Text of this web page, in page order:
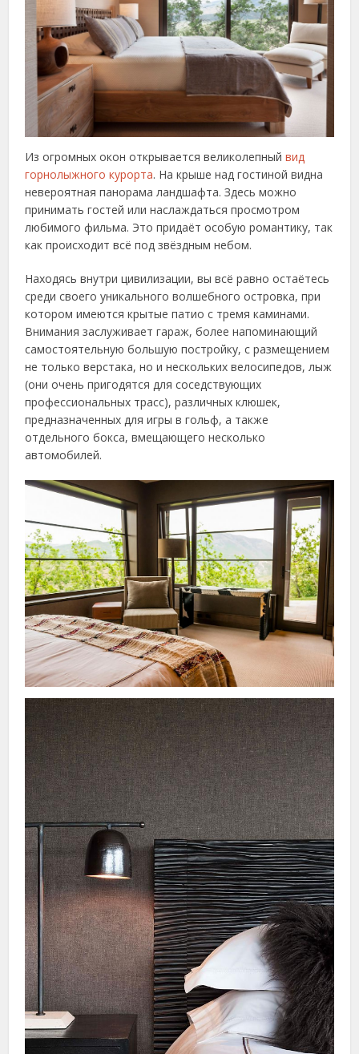
Из огромных окон открывается великолепныйвид
горнолыжного курорта. На крыше над гостиной видна
невероятная панорама ландшафта. Здесь можно
принимать гостей или наслаждаться просмотром
любимого фильма. Это придаёт особую романтику, так
как происходит всё под звёздным небом.
Находясь внутри цивилизации, вы всё равно остаётесь
среди своего уникального волшебного островка, при
котором имеются крытые патио с тремя каминами.
Внимания заслуживает гараж, более напоминающий
самостоятельную большую постройку, с размещением
не только верстака, но и нескольких велосипедов, лыж
(они очень пригодятся для соседствующих
профессиональных трасс), различных клюшек,
предназначенных для игры в гольф, а также
отдельного бокса, вмещающего несколько
автомобилей.